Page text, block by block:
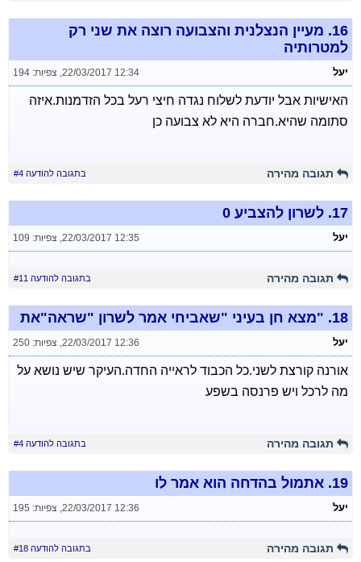
16. מעיין הנצלנית והצבועה רוצה את שני רק
למטרותיה
יעל 22/03/2017 12:34
, צפיות: 194
האישיות אבל יודעת לשלוח נגדה חיצי רעל בכל הזדמנות.איזה
סתומה שהיא.חברה היא לא צבועה כן
תגובה מהירה בתגובה להודעה #4
17. לשרון להצביע 0
יעל 22/03/2017 12:35
, צפיות: 109
תגובה מהירה בתגובה להודעה #11
18. "מצא חן בעיני "שאביחי אמר לשרון "שראה"את
יעל 22/03/2017 12:36
, צפיות: 250
אורנה קורצת לשני.כל הכבוד לראייה החדה.העיקר שיש נושא על
מה לרכל ויש פרנסה בשפע
תגובה מהירה בתגובה להודעה #4
19. אתמול בהדחה הוא אמר לו
יעל 22/03/2017 12:36
, צפיות: 195
תגובה מהירה בתגובה להודעה #18